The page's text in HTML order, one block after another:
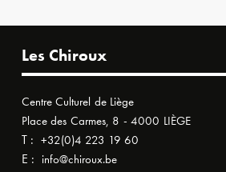
Les Chiroux
Centre Culturel de Liège
Place des Carmes, 8 - 4000 LIÈGE
T : +32(0)4 223 19 60
E : info@chiroux.be